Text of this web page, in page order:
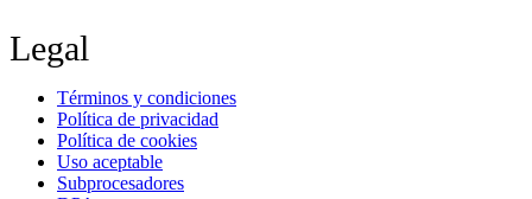
Legal
Términos y condiciones
Política de privacidad
Política de cookies
Uso aceptable
Subprocesadores